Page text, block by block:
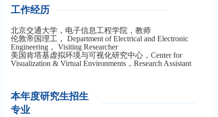
工作经历
北京交通大学，电子信息工程学院，教师
伦敦帝国理工， Department of Electrical and Electronic
Engineering， Visiting Researcher
美国肯塔基虚拟环境与可视化研究中心，Center for
Visualization & Virtual Environments， Research Assistant
本年度研究生招生
专业